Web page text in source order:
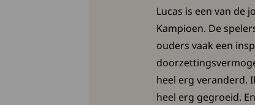
Lucas is een van de
Kampioen. De
ouders vaak een
heel erg veranderd.
heel erg gegroeid.